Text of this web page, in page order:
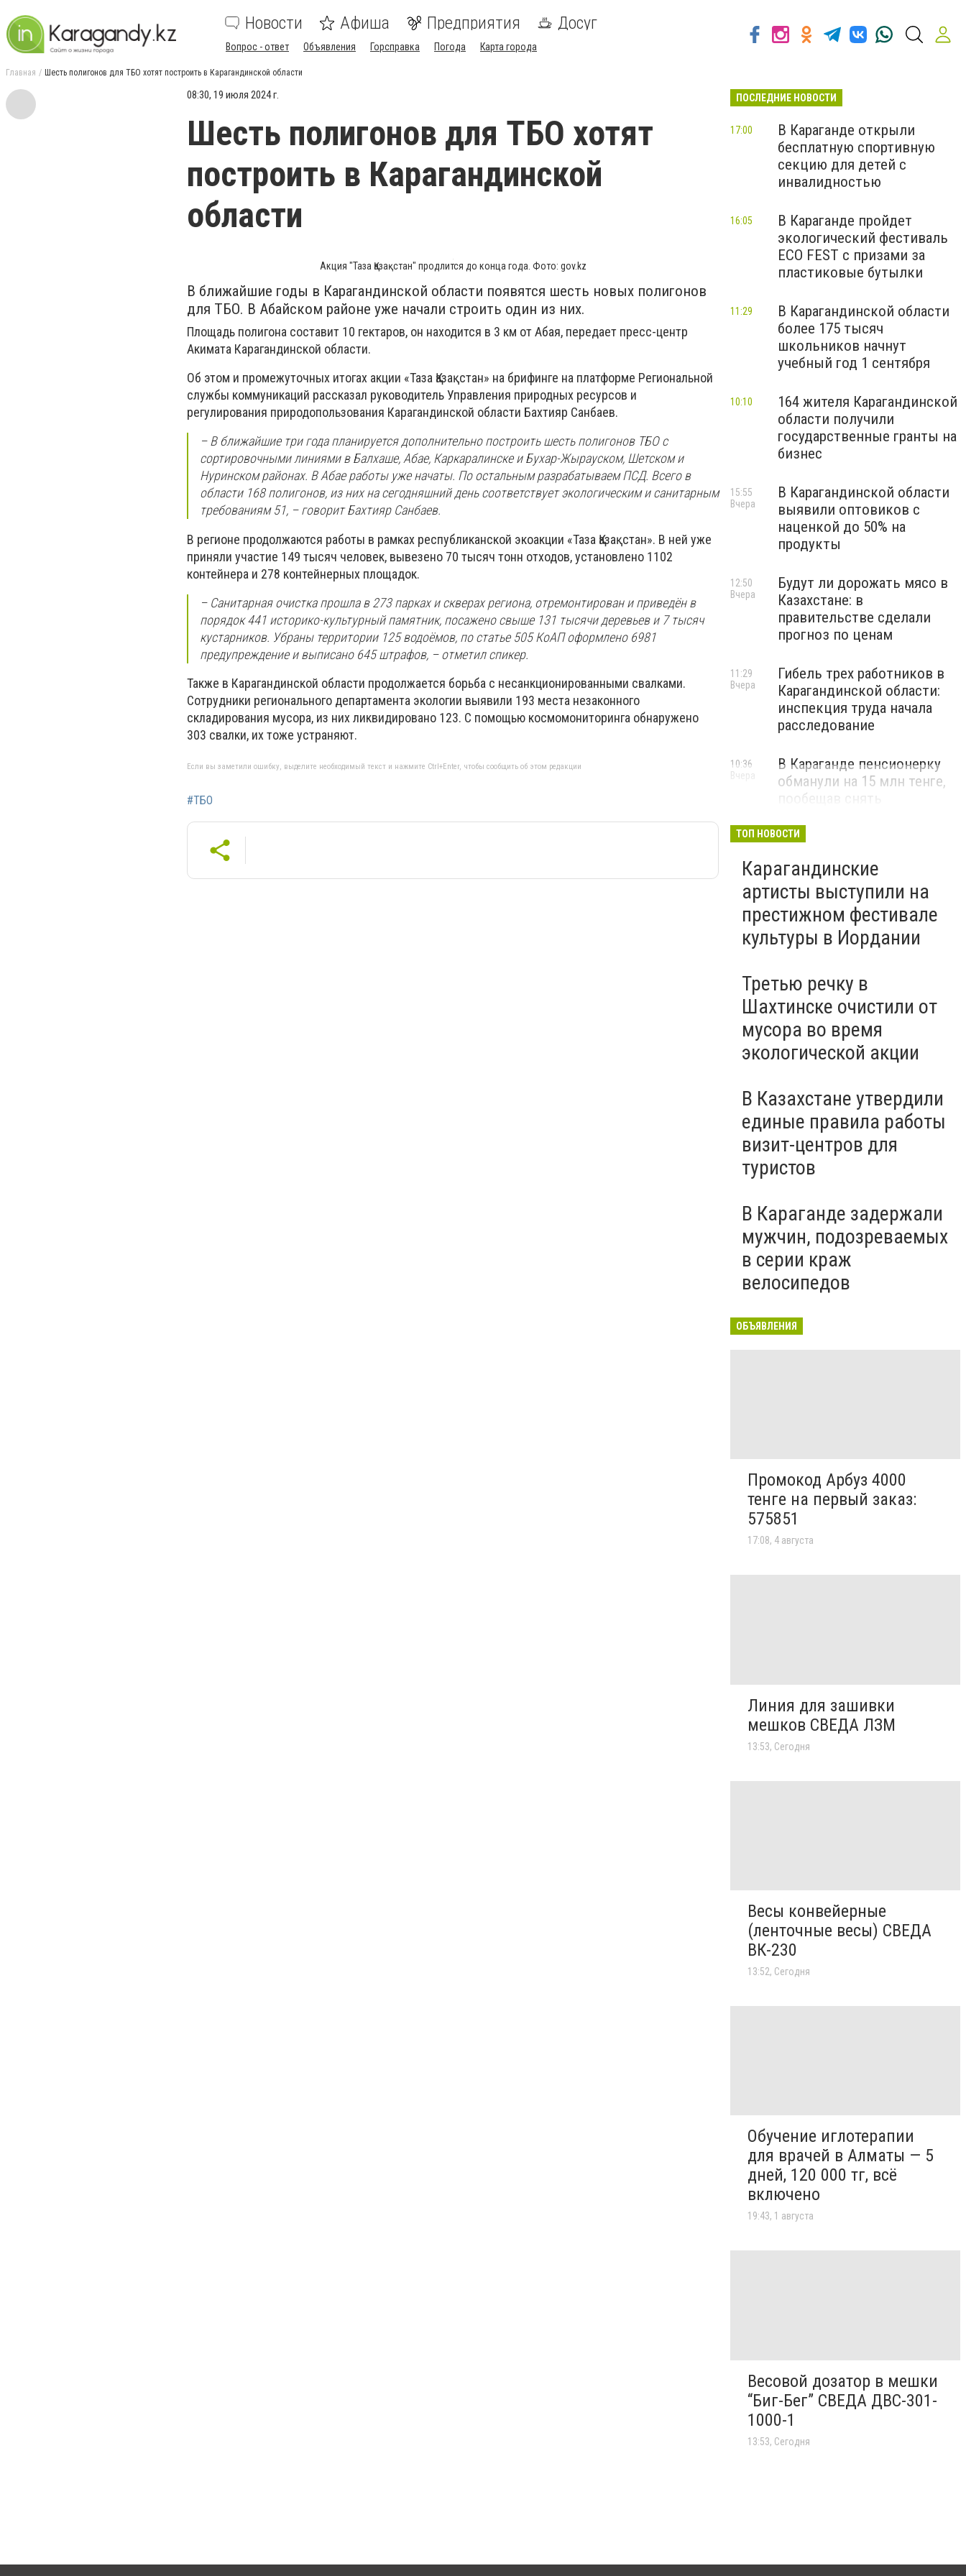
Новости Афиша Предприятия Досуг
Вопрос - ответ Объявления Горсправка Погода Карта города
Главная Шесть полигонов для ТБО хотят построить в Карагандинской области
08:30, 19 июля 2024 г.
Шесть полигонов для ТБО хотят
построить в Карагандинской
области
Акция "Таза Қазақстан" продлится до конца года. Фото: gov.kz
В ближайшие годы в Карагандинской области появятся шесть новых полигонов
для ТБО. В Абайском районе уже начали строить один из них.
Площадь полигона составит 10 гектаров, он находится в 3 км от Абая, передает пресс-центр
Акимата Карагандинской области.
Об этом и промежуточных итогах акции «Таза Қазақстан» на брифинге на платформе Региональной
службы коммуникаций рассказал руководитель Управления природных ресурсов и
регулирования природопользования Карагандинской области Бахтияр Санбаев.
– В ближайшие три года планируется дополнительно построить шесть полигонов ТБО с
сортировочными линиями в Балхаше, Абае, Каркаралинске и Бухар-Жырауском, Шетском и
Нуринском районах. В Абае работы уже начаты. По остальным разрабатываем ПСД. Всего в
области 168 полигонов, из них на сегодняшний день соответствует экологическим и санитарным
требованиям 51, – говорит Бахтияр Санбаев.
В регионе продолжаются работы в рамках республиканской экоакции «Таза Қазақстан». В ней уже
приняли участие 149 тысяч человек, вывезено 70 тысяч тонн отходов, установлено 1102
контейнера и 278 контейнерных площадок.
– Санитарная очистка прошла в 273 парках и скверах региона, отремонтирован и приведён в
порядок 441 историко-культурный памятник, посажено свыше 131 тысячи деревьев и 7 тысяч
кустарников. Убраны территории 125 водоёмов, по статье 505 КоАП оформлено 6981
предупреждение и выписано 645 штрафов, – отметил спикер.
Также в Карагандинской области продолжается борьба с несанкционированными свалками.
Сотрудники регионального департамента экологии выявили 193 места незаконного
складирования мусора, из них ликвидировано 123. С помощью космомониторинга обнаружено
303 свалки, их тоже устраняют.
Если вы заметили ошибку, выделите необходимый текст и нажмите Ctrl+Enter, чтобы сообщить об этом редакции
#ТБО
ПОСЛЕДНИЕ НОВОСТИ
В Караганде открыли
бесплатную спортивную
секцию для детей с
инвалидностью
17:00
В Караганде пройдет
экологический фестиваль
ECO FEST с призами за
пластиковые бутылки
16:05
В Карагандинской области
более 175 тысяч
школьников начнут
учебный год 1 сентября
11:29
164 жителя Карагандинской
области получили
государственные гранты на
бизнес
10:10
В Карагандинской области
выявили оптовиков с
наценкой до 50% на
продукты
15:55
Вчера
Будут ли дорожать мясо в
Казахстане: в
правительстве сделали
прогноз по ценам
12:50
Вчера
Гибель трех работников в
Карагандинской области:
инспекция труда начала
расследование
11:29
Вчера
В Караганде пенсионерку
обманули на 15 млн тенге,
пообещав снять
ВИДЕО
10:36
Вчера
ТОП НОВОСТИ
Карагандинские
артисты выступили на
престижном фестивале
культуры в Иордании
Третью речку в
Шахтинске очистили от
мусора во время
экологической акции
В Казахстане утвердили
единые правила работы
визит-центров для
туристов
В Караганде задержали
мужчин, подозреваемых
в серии краж
велосипедов
ОБЪЯВЛЕНИЯ
Промокод Арбуз 4000
тенге на первый заказ:
575851
17:08, 4 августа
Линия для зашивки
мешков СВЕДА ЛЗМ
13:53, Сегодня
Весы конвейерные
(ленточные весы) СВЕДА
ВК-230
13:52, Сегодня
Обучение иглотерапии
для врачей в Алматы — 5
дней, 120 000 тг, всё
включено
19:43, 1 августа
Весовой дозатор в мешки
“Биг-Бег” СВЕДА ДВС-301-
1000-1
13:53, Сегодня